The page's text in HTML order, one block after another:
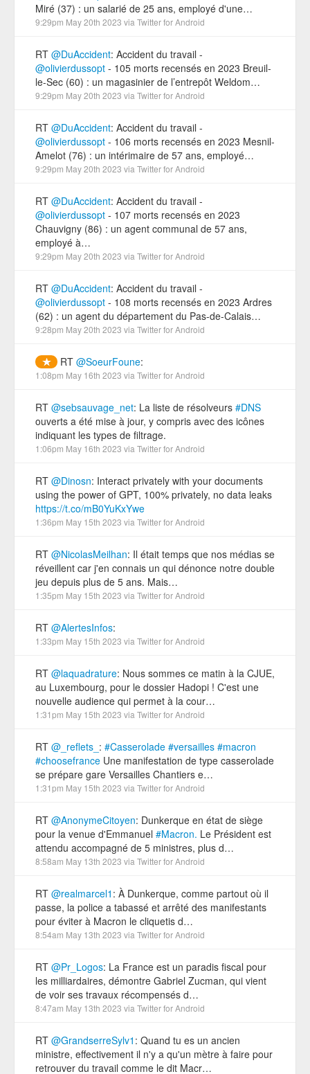
Miré (37) : un salarié de 25 ans, employé d'une…
9:29pm May 20th 2023 via Twitter for Android
RT @DuAccident: Accident du travail -
@olivierdussopt - 105 morts recensés en 2023 Breuil-
le-Sec (60) : un magasinier de l’entrepôt Weldom…
9:29pm May 20th 2023 via Twitter for Android
RT @DuAccident: Accident du travail -
@olivierdussopt - 106 morts recensés en 2023 Mesnil-
Amelot (76) : un intérimaire de 57 ans, employé…
9:29pm May 20th 2023 via Twitter for Android
RT @DuAccident: Accident du travail -
@olivierdussopt - 107 morts recensés en 2023
Chauvigny (86) : un agent communal de 57 ans,
employé à…
9:29pm May 20th 2023 via Twitter for Android
RT @DuAccident: Accident du travail -
@olivierdussopt - 108 morts recensés en 2023 Ardres
(62) : un agent du département du Pas-de-Calais…
9:28pm May 20th 2023 via Twitter for Android
RT @SoeurFoune:
1:08pm May 16th 2023 via Twitter for Android
RT @sebsauvage_net: La liste de résolveurs #DNS
ouverts a été mise à jour, y compris avec des icônes
indiquant les types de filtrage.
1:06pm May 16th 2023 via Twitter for Android
RT @Dinosn: Interact privately with your documents
using the power of GPT, 100% privately, no data leaks
https://t.co/mB0YuKxYwe
1:36pm May 15th 2023 via Twitter for Android
RT @NicolasMeilhan: Il était temps que nos médias se
réveillent car j'en connais un qui dénonce notre double
jeu depuis plus de 5 ans. Mais…
1:35pm May 15th 2023 via Twitter for Android
RT @AlertesInfos:
1:33pm May 15th 2023 via Twitter for Android
RT @laquadrature: Nous sommes ce matin à la CJUE,
au Luxembourg, pour le dossier Hadopi ! C'est une
nouvelle audience qui permet à la cour…
1:31pm May 15th 2023 via Twitter for Android
RT @_reflets_ : #Casserolade #versailles #macron
#choosefrance Une manifestation de type casserolade
se prépare gare Versailles Chantiers e…
1:31pm May 15th 2023 via Twitter for Android
RT @AnonymeCitoyen: Dunkerque en état de siège
pour la venue d'Emmanuel #Macron. Le Président est
attendu accompagné de 5 ministres, plus d…
8:58am May 13th 2023 via Twitter for Android
RT @realmarcel1 : À Dunkerque, comme partout où il
passe, la police a tabassé et arrêté des manifestants
pour éviter à Macron le cliquetis d…
8:54am May 13th 2023 via Twitter for Android
RT @Pr_Logos: La France est un paradis fiscal pour
les milliardaires, démontre Gabriel Zucman, qui vient
de voir ses travaux récompensés d…
8:47am May 13th 2023 via Twitter for Android
RT @GrandserreSylv1 : Quand tu es un ancien
ministre, effectivement il n'y a qu'un mètre à faire pour
retrouver du travail comme le dit Macr…